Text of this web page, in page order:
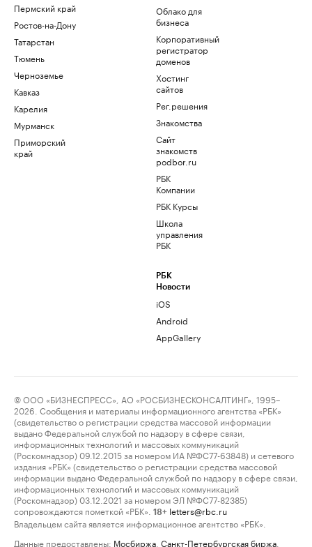
Пермский край
Ростов-на-Дону
Татарстан
Тюмень
Черноземье
Кавказ
Карелия
Мурманск
Приморский
край
Облако для
бизнеса
Корпоративный
регистратор
доменов
Хостинг
сайтов
Рег.решения
Знакомства
Сайт
знакомств
podbor.ru
РБК
Компании
РБК Курсы
Школа
управления
РБК
РБК
Новости
iOS
Android
AppGallery
© ООО «БИЗНЕСПРЕСС», АО «РОСБИЗНЕСКОНСАЛТИНГ», 1995–
2026. Сообщения и материалы информационного агентства «РБК»
(свидетельство о регистрации средства массовой информации
выдано Федеральной службой по надзору в сфере связи,
информационных технологий и массовых коммуникаций
(Роскомнадзор) 09.12.2015 за номером ИА №ФС77-63848) и сетевого
издания «РБК» (свидетельство о регистрации средства массовой
информации выдано Федеральной службой по надзору в сфере связи,
информационных технологий и массовых коммуникаций
(Роскомнадзор) 03.12.2021 за номером ЭЛ №ФС77-82385)
сопровождаются пометкой «РБК».
18+ letters@rbc.ru
Владельцем сайта является информационное агентство «РБК».
Данные предоставлены: Мосбиржа Санкт-Петербургская биржа